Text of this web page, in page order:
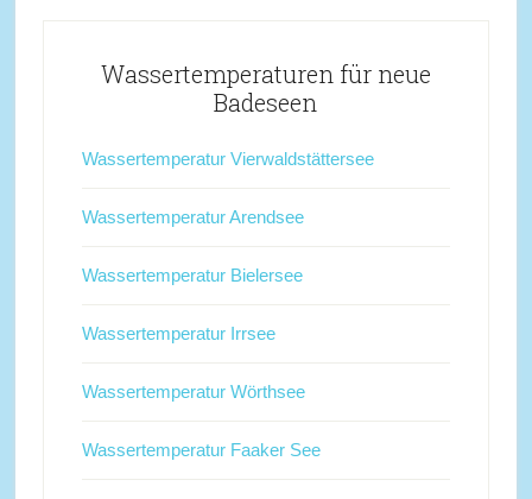
Wassertemperaturen für neue
Badeseen
Wassertemperatur Vierwaldstättersee
Wassertemperatur Arendsee
Wassertemperatur Bielersee
Wassertemperatur Irrsee
Wassertemperatur Wörthsee
Wassertemperatur Faaker See